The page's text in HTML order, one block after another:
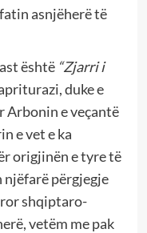
asnjëherë të
është “Zjarri i
duke e
Arbonin e veçantë
e vet e ka
origjinën e tyre të
njëfarë përgjegje
shqiptaro-
vetëm me pak